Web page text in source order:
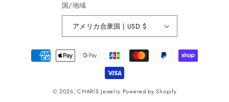
国/地域
アメリカ合衆国 | USD $
© 2026,CHARIS Jewelry Powered by Shopify